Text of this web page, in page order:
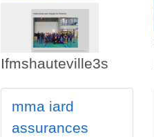
Ifmshauteville3s
mma iard
assurances